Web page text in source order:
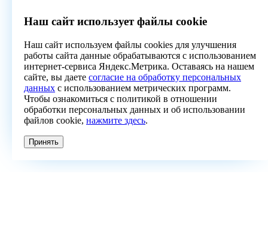
Наш сайт использует файлы cookie
Наш сайт используем файлы cookies для улучшения
работы сайта данные обрабатываются с использованием
интернет-сервиса Яндекс.Метрика. Оставаясь на нашем
сайте, вы даете согласие на обработку персональных
данных с использованием метрических программ.
Чтобы ознакомиться с политикой в отношении
обработки персональных данных и об использовании
файлов cookie, нажмите здесь.
Принять